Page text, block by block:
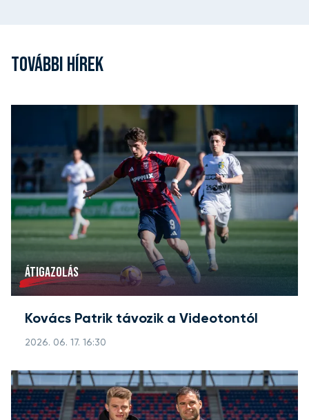
TOVÁBBI HÍREK
ÁTIGAZOLÁS
Kovács Patrik távozik a Videotontól
2026. 06. 17. 16:30